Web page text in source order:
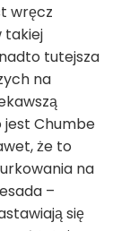
wręcz
takiej
tutejsza
na
jest Chumbe
że to
na
–
się